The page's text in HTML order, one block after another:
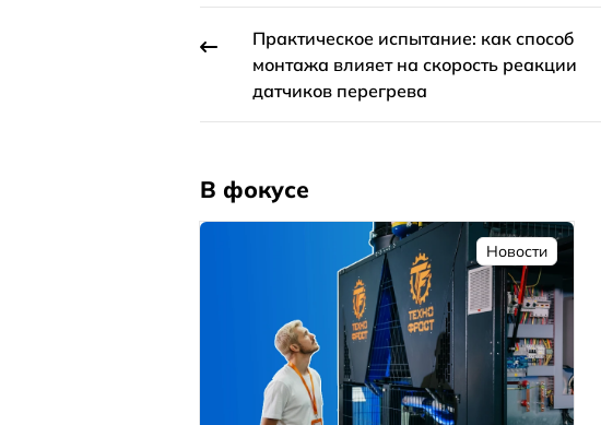
Практическое испытание: как способ
монтажа влияет на скорость реакции
датчиков перегрева
В фокусе
Новости